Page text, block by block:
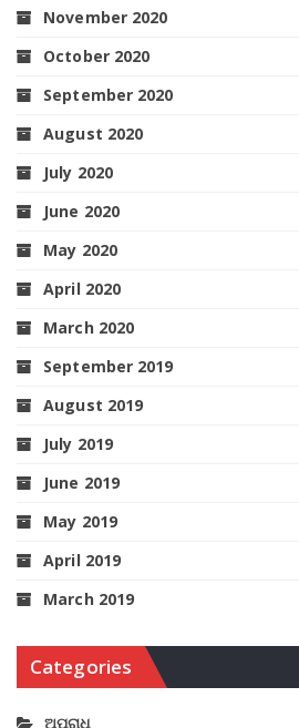
November 2020
October 2020
September 2020
August 2020
July 2020
June 2020
May 2020
April 2020
March 2020
September 2019
August 2019
July 2019
June 2019
May 2019
April 2019
March 2019
Categories
ଅପରାଧ